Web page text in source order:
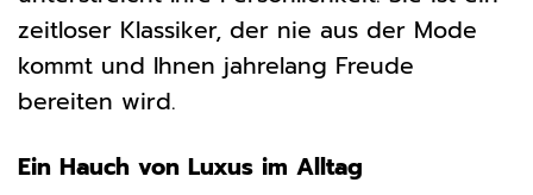
zeitloser Klassiker, der nie aus der Mode
kommt und Ihnen jahrelang Freude
bereiten wird.
Ein Hauch von Luxus im Alltag